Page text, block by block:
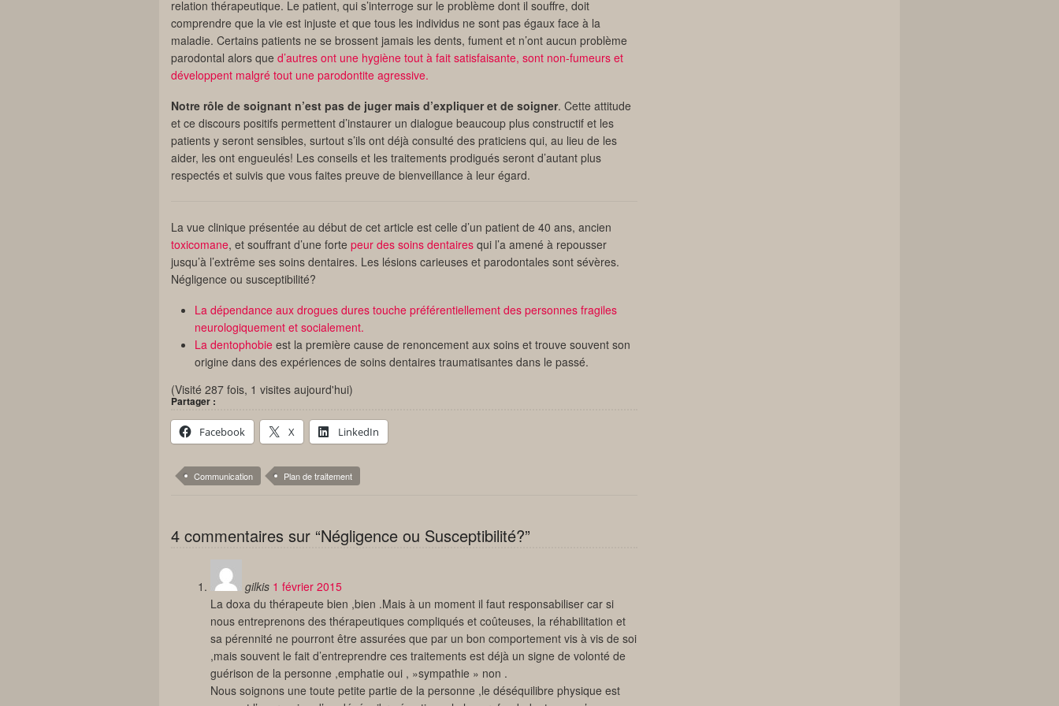
relation thérapeutique. Le patient, qui s’interroge sur le problème dont il souffre, doit
comprendre que la vie est injuste et que tous les individus ne sont pas égaux face à la
maladie. Certains patients ne se brossent jamais les dents, fument et n’ont aucun problème
parodontal alors que d’autres ont une hygiène tout à fait satisfaisante, sont non-fumeurs et
développent malgré tout une parodontite agressive.
Notre rôle de soignant n’est pas de juger mais d’expliquer et de soigner. Cette attitude
et ce discours positifs permettent d’instaurer un dialogue beaucoup plus constructif et les
patients y seront sensibles, surtout s’ils ont déjà consulté des praticiens qui, au lieu de les
aider, les ont engueulés! Les conseils et les traitements prodigués seront d’autant plus
respectés et suivis que vous faites preuve de bienveillance à leur égard.
La vue clinique présentée au début de cet article est celle d’un patient de 40 ans, ancien
toxicomane, et souffrant d’une forte peur des soins dentaires qui l’a amené à repousser
jusqu’à l’extrême ses soins dentaires. Les lésions carieuses et parodontales sont sévères.
Négligence ou susceptibilité?
La dépendance aux drogues dures touche préférentiellement des personnes fragiles
neurologiquement et socialement.
La dentophobie est la première cause de renoncement aux soins et trouve souvent son
origine dans des expériences de soins dentaires traumatisantes dans le passé.
(Visité 287 fois, 1 visites aujourd'hui)
Partager :
Facebook X LinkedIn
Communication Plan de traitement
4 commentaires sur “Négligence ou Susceptibilité?”
gilkis 1 février 2015
La doxa du thérapeute bien ,bien .Mais à un moment il faut responsabiliser car si
nous entreprenons des thérapeutiques compliqués et coûteuses, la réhabilitation et
sa pérennité ne pourront être assurées que par un bon comportement vis à vis de soi
,mais souvent le fait d’entreprendre ces traitements est déjà un signe de volonté de
guérison de la personne ,emphatie oui , »sympathie » non .
Nous soignons une toute petite partie de la personne ,le déséquilibre physique est